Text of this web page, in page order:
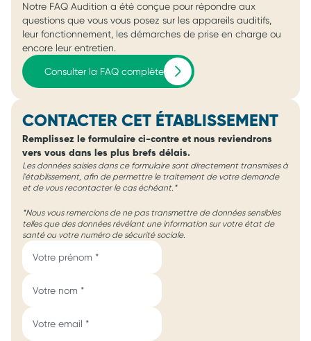
Notre FAQ Audition a été conçue pour répondre aux
questions que vous vous posez sur les appareils auditifs,
leur fonctionnement, les démarches de prise en charge ou
encore leur entretien.
Consulter la FAQ complète
CONTACTER CET ÉTABLISSEMENT
Remplissez le formulaire ci-contre et nous reviendrons
vers vous dans les plus brefs délais.
Les données saisies dans ce formulaire sont directement transmises à
l'établissement, afin de permettre le traitement de votre demande
et de vous recontacter le cas échéant.*
*Nous vous remercions de ne pas transmettre de données sensibles
telles que des données révélant une information sur votre état de
santé ou votre numéro de sécurité sociale.